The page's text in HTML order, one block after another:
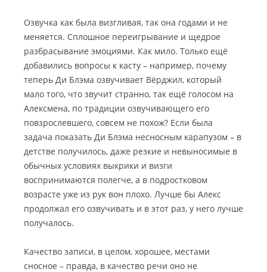
Озвучка как была визгливая, так она годами и не
меняется. Сплошное переигрывание и щедрое
разбрасывание эмоциями. Как мило. Только ещё
добавились вопросы к касту – например, почему
теперь Ди Блэма озвучивает Вёрджил, который
мало того, что звучит странно, так ещё голосом на
Алексмена, по традиции озвучивающего его
повзрослевшего, совсем не похож? Если была
задача показать Ди Блэма несносным карапузом – в
детстве получилось, даже резкие и невыносимые в
обычных условиях выкрики и визги
воспринимаются полегче, а в подростковом
возрасте уже из рук вон плохо. Лучше бы Алекс
продолжал его озвучивать и в этот раз, у него лучше
получалось.
Качество записи, в целом, хорошее, местами
сносное – правда, в качество речи оно не